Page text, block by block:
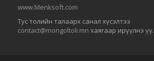
www.Menksoft.com
Тус толийн талаарх санал хүсэлтээ
contact@mongoltoli.mn хаягаар ирүүлнэ үү.